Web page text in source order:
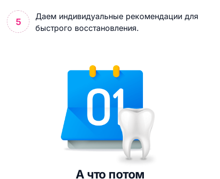
Даем индивидуальные рекомендации для
быстрого восстановления.
А что потом